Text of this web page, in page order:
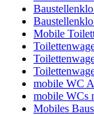
Mobile
mobile WC
mobile WCs
Mobiles